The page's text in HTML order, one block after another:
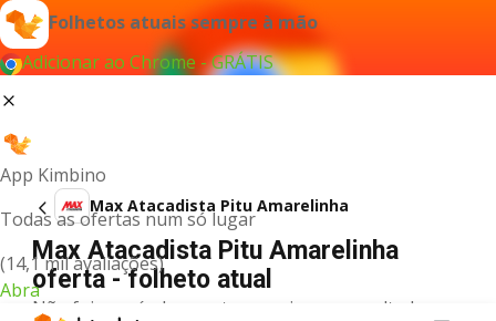
Folhetos atuais sempre à mão
Adicionar ao Chrome - GRÁTIS
App Kimbino
Todas as ofertas num só lugar
(14,1 mil avaliações)
Abra
Max Atacadista Pitu Amarelinha
Max Atacadista Pitu Amarelinha
oferta - folheto atual
Não foi possível encontrar quaisquer resultados